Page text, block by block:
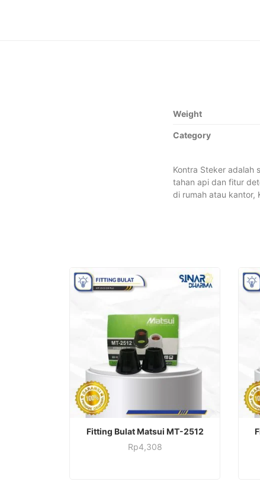
Weight
Category
Kontra Steker adalah
tahan api dan fitur
di rumah atau kantor,
ADD TO CART
Fitting Bulat Matsui MT-2512
Rp4,308